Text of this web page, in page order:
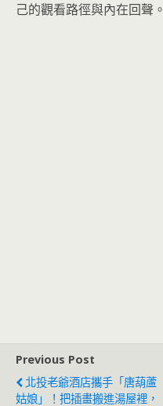
己的觀看路徑與內在回聲。
Previous Post
北投老爺酒店攜手「唐葫蘆
姑娘」！把插畫搬進湯屋裡，